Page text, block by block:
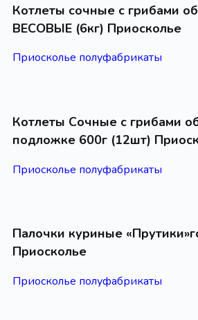
Котлеты сочные с грибами
ВЕСОВЫЕ (6кг) Приосколье
Приосколье полуфабрикаты
Котлеты Сочные с грибами
подложке 600г (12шт)
Приосколье полуфабрикаты
Палочки куриные
Приосколье
Приосколье полуфабрикаты